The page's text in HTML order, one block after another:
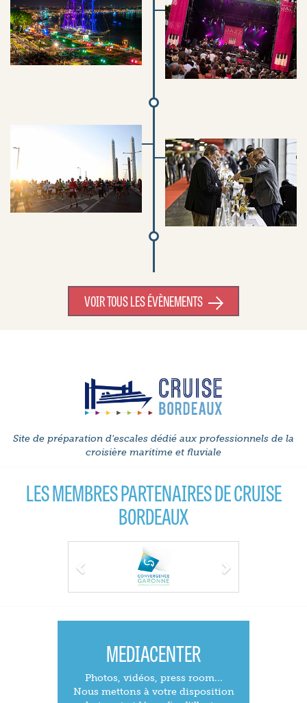
VOIR TOUS LES ÉVÈNEMENTS
Site de préparation d'escales dédié aux professionnels de la
croisière maritime et fluviale
LES MEMBRES PARTENAIRES DE CRUISE
BORDEAUX
MEDIACENTER
Photos, vidéos, press room...
Nous mettons à votre disposition